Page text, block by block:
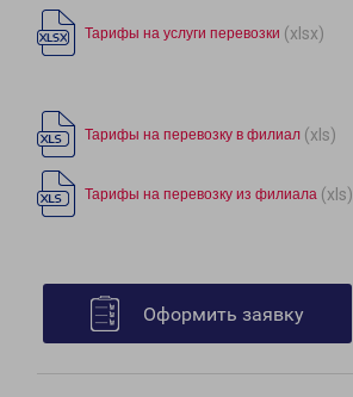
Тарифы на услуги перевозки (xlsx)
Тарифы на перевозку в филиал (xls)
Тарифы на перевозку из филиала (xls)
Оформить заявку